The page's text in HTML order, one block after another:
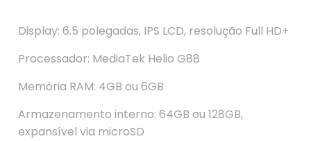
Display: 6.5 polegadas, IPS LCD, resolução Full HD+
Processador: MediaTek Helio G88
Memória RAM: 4GB ou 6GB
Armazenamento interno: 64GB ou 128GB,
expansível via microSD